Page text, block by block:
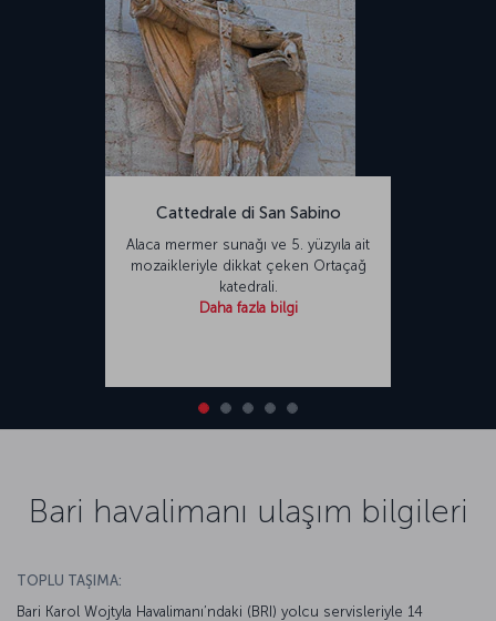
Cattedrale di San Sabino
Alaca mermer sunağı ve 5. yüzyıla ait
mozaikleriyle dikkat çeken Ortaçağ
katedrali.
Daha fazla bilgi
Bari havalimanı ulaşım bilgileri
TOPLU TAŞIMA:
Bari Karol Wojtyla Havalimanı’ndaki (BRI) yolcu servisleriyle 14